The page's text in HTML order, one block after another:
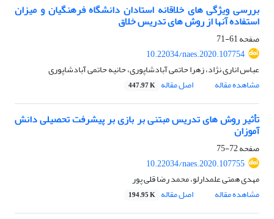
بررسی ویژگی های خلاقانه استادان دانشگاه فرهنگیان و میزان
استفاده آنها از روش های تدریس خلاق
صفحه61-71
10.22034/naes.2020.107754
عباس اناری نژاد، زهرا حاتمی آبادشاپوری، حانیه حاتمی آبادشاپوری
مشاهده مقاله
اصل مقاله 447.97 K
تأثیر روش های تدریس مبتنی بر بازی بر پیشرفت تحصیلی دانش
آموزان
صفحه72-75
10.22034/naes.2020.107755
مهدی همتی علمدارلو، محمد رضا قلی پور
مشاهده مقاله
اصل مقاله 194.95 K